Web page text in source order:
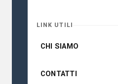
LINK UTILI
CHI SIAMO
CONTATTI